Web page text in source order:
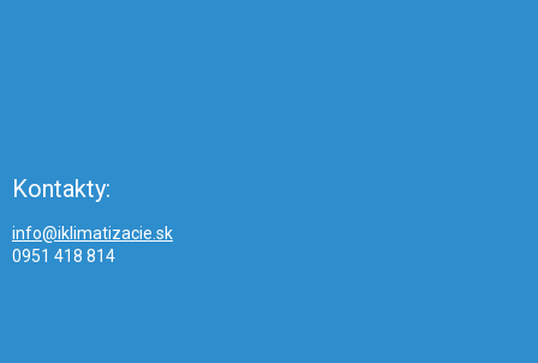
Kontakty:
info@iklimatizacie.sk
0951 418 814